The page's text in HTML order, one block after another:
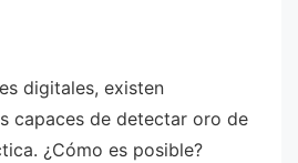
digitales, existen
capaces de detectar oro de
¿Cómo es posible?